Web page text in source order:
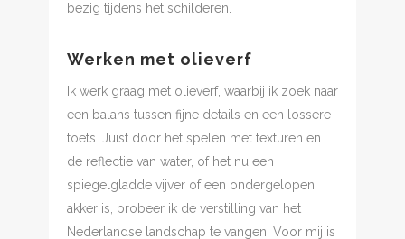
bezig tijdens het schilderen.
Werken met olieverf
Ik werk graag met olieverf, waarbij ik zoek naar
een balans tussen fijne details en een lossere
toets. Juist door het spelen met texturen en
de reflectie van water, of het nu een
spiegelgladde vijver of een ondergelopen
akker is, probeer ik de verstilling van het
Nederlandse landschap te vangen. Voor mij is